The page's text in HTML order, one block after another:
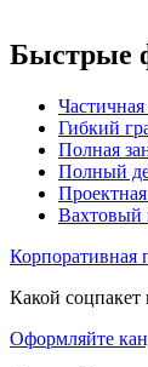
Быстрые
Частичная
Гибкий
Полная
Полный
Проектная
Вахтовый
Корпоративная
Какой соцпакет
Оформляйте